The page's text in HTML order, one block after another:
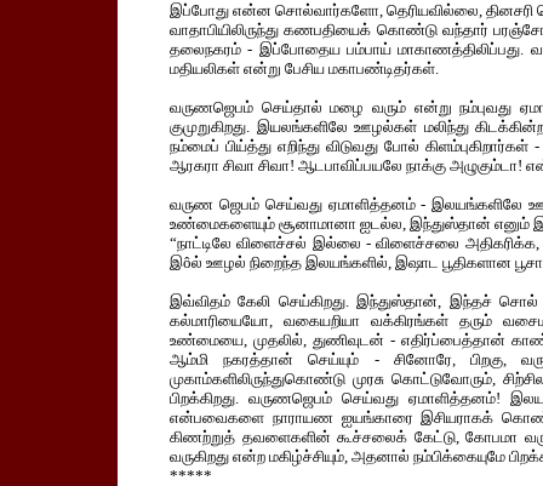
இப்போது என்ன சொல்வார்களோ, தெரியவில்லை, தினசரி
வாதாபியிலிருந்து கணபதியைக் கொண்டு வந்தார்
தலைநகரம் - இப்போதைய பம்பாய் மாகாணத்திலிப்பது.
மதியலிகள் என்று பேசிய மகாபண்டிதர்கள்.
வருணஜெபம் செய்தால் மழை வரும் என்று நம்புவது
குமுறுகிறது. இயலங்களிலே ஊழல்கள் மலிந்து
நம்மைப் பிய்த்து எறிந்து விடுவது போல்
ஆரகரா சிவா சிவா! ஆடபாவிப்பயலே நாக்கு அழுகும்டா!
வருண ஜெபம் செய்வது ஏமாளித்தனம் - இலயங்களிலே
உண்மைகளையும் சூனாமானா ஐடல்ல, இந்துஸ்தான் எனும்
“நாட்டிலே விளைச்சல் இல்லை - விளைச்சலை அதிகரிக்க,
இôல் ஊழல் நிறைந்த இலயங்களில், இஷாட பூதிகளான
இவ்விதம் கேலி செய்கிறது. இந்துஸ்தான், இந்தச் சொல்
கல்மாரியையோ, வகையறியா வக்கிரங்கள் தரும்
உண்மையை, முதலில், துணிவுடன் - எதிர்ப்பைத்தான்
ஆம்மி நகரத்தான் செய்யும் - சினோரே, பிறகு,
முகாம்களிலிருந்துகொண்டு முரசு கொட்டுவோரும்,
பிறக்கிறது. வருணஜெபம் செய்வது ஏமாளித்தனம்!
என்பவைகளை நாராயண ஐயங்காரை இசியராகக் கொண்ட
கிணற்றுத் தவளைகளின் கூச்சலைக் கேட்டு, கோபமா
வருகிறது என்ற மகிழ்ச்சியும், அதனால் நம்பிக்கையுமே
*****